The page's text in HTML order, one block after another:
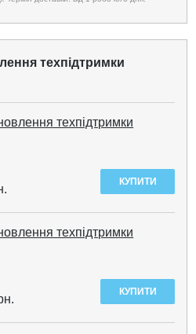
техпідтримки
техпідтримки
техпідтримки